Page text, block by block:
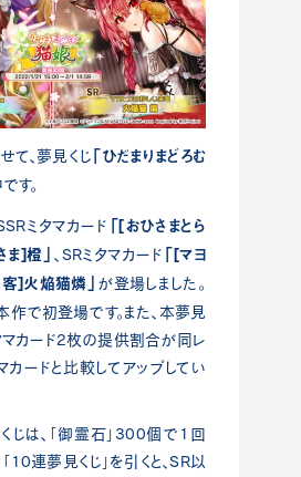
て、夢見くじ 「ひだまりまどろむ
す。
ミタマカード 「[おひさまとら
ま]橙」 、SRミタマカード 「[マヨ
]火焔猫燐」 が登場しました。
作で初登場です。また、本夢見
マカード2枚の提供割合が同レ
カードと比較してアップしてい
じは、「御霊石」300個で1回
10連夢見くじ」を引くと、SR以